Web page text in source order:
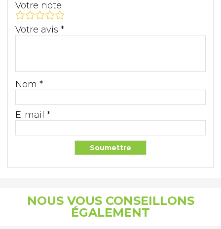
Votre note
Votre avis *
Nom *
E-mail *
NOUS VOUS CONSEILLONS
ÉGALEMENT